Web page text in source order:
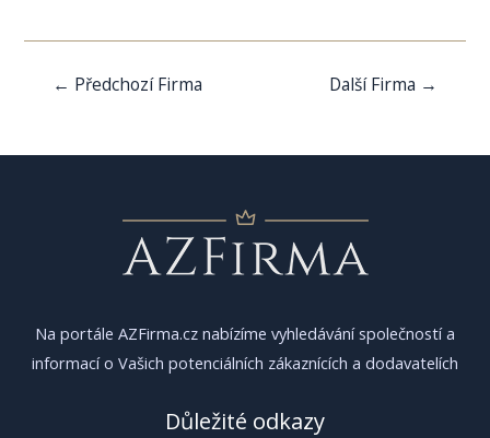
Navigace
← Předchozí Firma Další Firma →
Na portále AZFirma.cz nabízíme vyhledávání společností a
informací o Vašich potenciálních zákaznících a dodavatelích
Důležité odkazy